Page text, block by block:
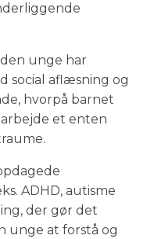
unge har
social aflæsning og
hvorpå barnet
et enten
ADHD, autisme
der gør det
unge at forstå og